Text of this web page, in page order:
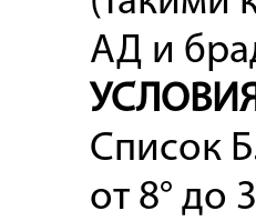
АД и
Список
от 8° до